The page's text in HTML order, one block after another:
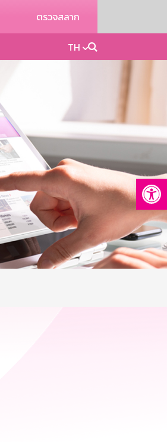
ตรวจสลาก
TH